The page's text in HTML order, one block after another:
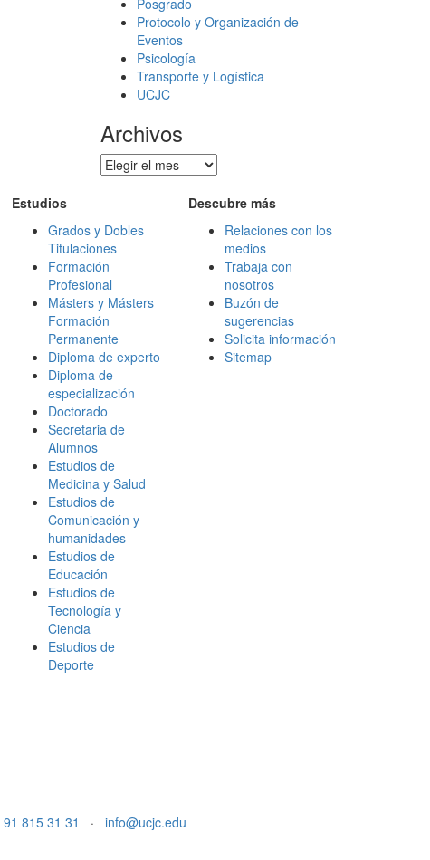
Posgrado
Protocolo y Organización de
Eventos
Psicología
Transporte y Logística
UCJC
Archivos
Archivos
Estudios
Grados y Dobles
Titulaciones
Formación
Profesional
Másters y Másters
Formación
Permanente
Diploma de experto
Diploma de
especialización
Doctorado
Secretaria de
Alumnos
Estudios de
Medicina y Salud
Estudios de
Comunicación y
humanidades
Estudios de
Educación
Estudios de
Tecnología y
Ciencia
Estudios de
Deporte
Descubre más
Relaciones con los
medios
Trabaja con
nosotros
Buzón de
sugerencias
Solicita información
Sitemap
91 815 31 31 · info@ucjc.edu